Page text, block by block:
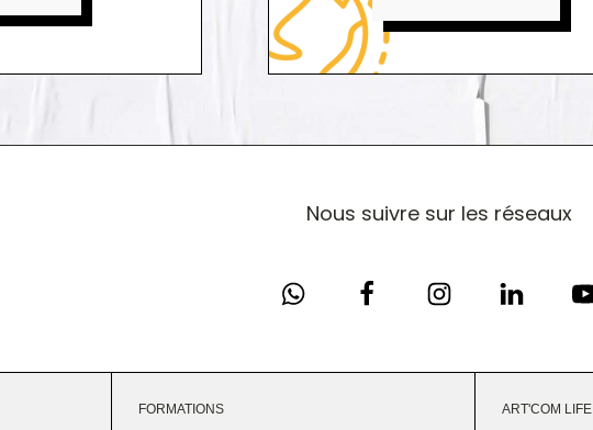
Nous suivre sur les réseaux
FORMATIONS ART'COM LIFE